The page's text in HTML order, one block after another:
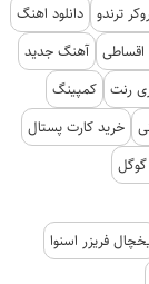
ترندو دانلود اهنگ
اقساطی آهنگ جدید
رنت کمپینگ
خرید کارت پستال
گوگل
فریزر اسنوا